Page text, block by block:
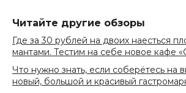
Читайте другие обзоры
Где за 30 рублей на двоих наесться
мантами. Тестим на себе новое кафе
Что нужно знать, если соберётесь на
новый, большой и красивый